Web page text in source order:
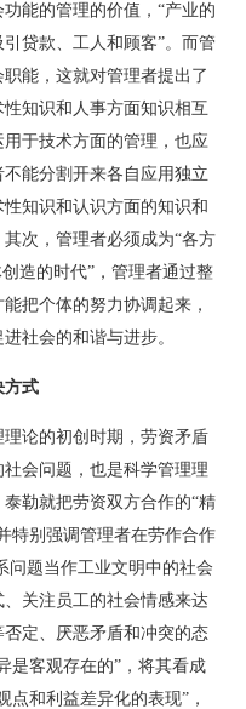
能的管理的价值，“产业的
贷款、工人和顾客”。而管
能，这就对管理者提出了
知识和人事方面知识相互
于技术方面的管理，也应
能分割开来各自应用独立
知识和认识方面的知识和
次，管理者必须成为“各方
造的时代”，管理者通过整
把个体的努力协调起来，
社会的和谐与进步。
式
论的初创时期，劳资矛盾
会问题，也是科学管理理
勒就把劳资双方合作的“精
特别强调管理者在劳作合作
问题当作工业文明中的社会
关注员工的社会情感来达
定、厌恶矛盾和冲突的态
是客观存在的”，将其看成
点和利益差异化的表现”，